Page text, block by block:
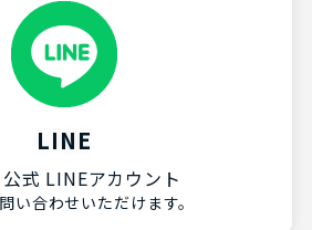
LINE
式 LINEアカウント
い合わせいただけます。